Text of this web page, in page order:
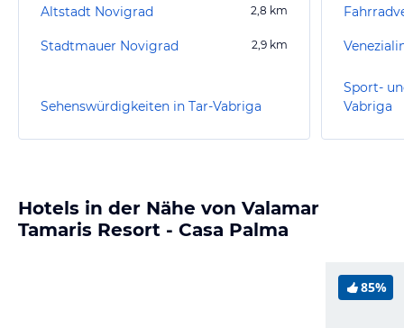
Altstadt Novigrad 2,8 km
Stadtmauer Novigrad 2,9 km
Sehenswürdigkeiten in Tar-Vabriga
Sport-
Vabriga
Hotels in der Nähe von Valamar
Tamaris Resort - Casa Palma
85%